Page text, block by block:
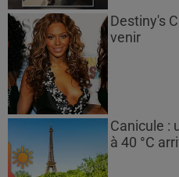
Destiny's
venir
Canicule :
à 40 °C